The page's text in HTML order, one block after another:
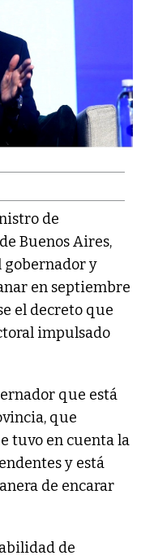
de
Buenos Aires,
gobernador y
en septiembre
el decreto que
impulsado
que está
que
tuvo en cuenta la
y está
de encarar
de